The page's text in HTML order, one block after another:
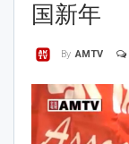
国新年
By AMTV